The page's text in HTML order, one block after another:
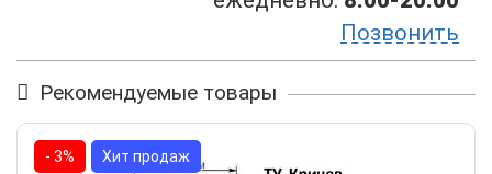
Позвонить
Рекомендуемые товары
- 3% Хит продаж